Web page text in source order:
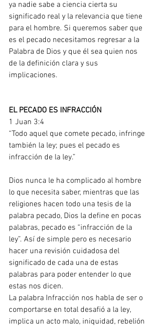
ya nadie sabe a ciencia cierta su
significado real y la relevancia que tiene
para el hombre. Si queremos saber que
es el pecado necesitamos regresar a la
Palabra de Dios y que él sea quien nos
de la definición clara y sus
implicaciones.
EL PECADO ES INFRACCIÓN
1 Juan 3:4
“Todo aquel que comete pecado, infringe
también la ley; pues el pecado es
infracción de la ley.”
Dios nunca le ha complicado al hombre
lo que necesita saber, mientras que las
religiones hacen todo una tesis de la
palabra pecado, Dios la define en pocas
palabras, pecado es “infracción de la
ley”. Así de simple pero es necesario
hacer una revisión cuidadosa del
significado de cada una de estas
palabras para poder entender lo que
estas nos dicen.
La palabra Infracción nos habla de ser o
comportarse en total desafió a la ley,
implica un acto malo, iniquidad, rebelión